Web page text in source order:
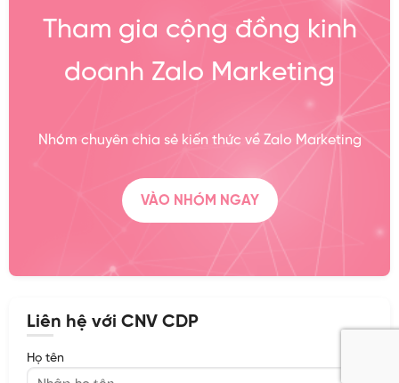
Tham gia cộng đồng kinh
doanh Zalo Marketing
Nhóm chuyên chia sẻ kiến thức về Zalo Marketing
VÀO NHÓM NGAY
Liên hệ với CNV CDP
Họ tên